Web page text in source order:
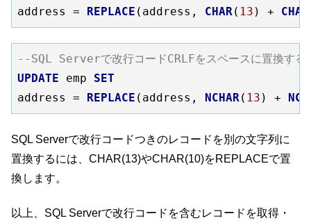
address = REPLACE (address, CHAR ( 13 ) + CHAR
--SQL Serverで改行コードCRLFをスペースに置換
UPDATE emp SET
address = REPLACE (address, NCHAR( 13 ) +
SQL Serverで改行コードつきのレコードを別の文字列に
置換するには、CHAR(13)やCHAR(10)をREPLACEで置
換します。
以上、SQL Serverで改行コードを含むレコードを取得・